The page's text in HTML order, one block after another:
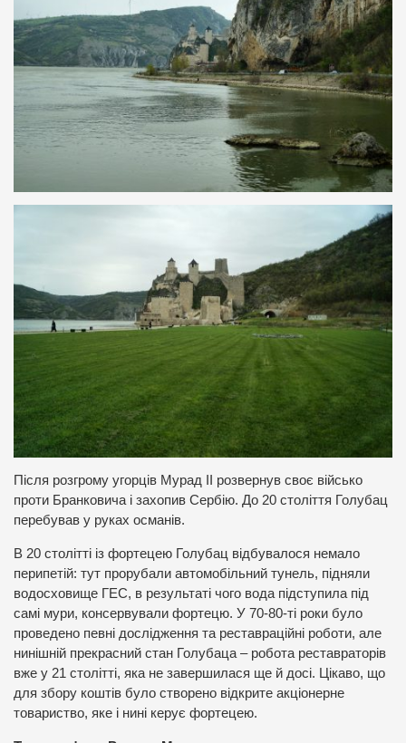
Після розгрому угорців Мурад ІІ розвернув своє військо
проти Бранковича і захопив Сербію. До 20 століття Голубац
перебував у руках османів.
В 20 столітті із фортецею Голубац відбувалося немало
перипетій: тут прорубали автомобільний тунель, підняли
водосховище ГЕС, в результаті чого вода підступила під
самі мури, консервували фортецю. У 70-80-ті роки було
проведено певні дослідження та реставраційні роботи, але
нинішній прекрасний стан Голубаца – робота реставраторів
вже у 21 столітті, яка не завершилася ще й досі. Цікаво, що
для збору коштів було створено відкрите акціонерне
товариство, яке і нині керує фортецею.